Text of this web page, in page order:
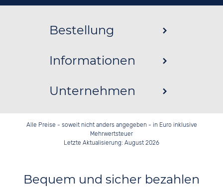
Bestellung
Informationen
Unternehmen
Alle Preise - soweit nicht anders angegeben - in Euro inklusive
Mehrwertsteuer
Letzte Aktualisierung: August 2026
Bequem und sicher bezahlen